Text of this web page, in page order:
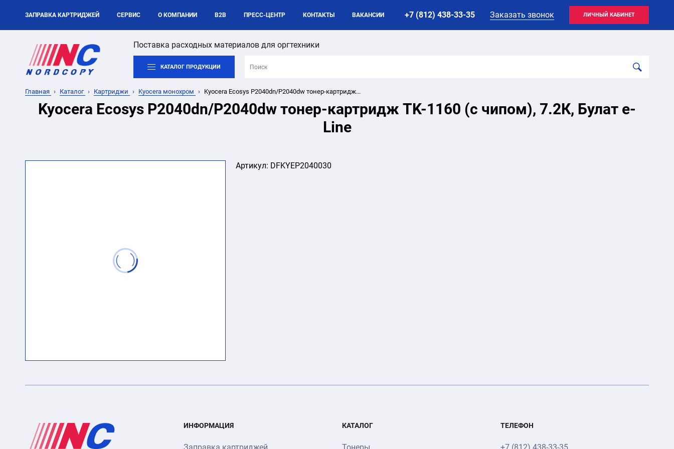
ЗАПРАВКА КАРТРИДЖЕЙ СЕРВИС О КОМПАНИИ B2B ПРЕСС-ЦЕНТР КОНТАКТЫ ВАКАНСИИ +7 (812) 438-33-35 Заказать звонок ЛИЧНЫЙ КАБИНЕТ
Поставка расходных материалов для оргтехники
КАТАЛОГ ПРОДУКЦИИ
Главная Каталог Картриджи Kyocera монохром Kyocera Ecosys P2040dn/P2040dw тонер-картридж...
Kyocera Ecosys P2040dn/P2040dw тонер-картридж TK-1160 (с чипом), 7.2К, Булат e-
Line
Артикул: DFKYEP2040030
ИНФОРМАЦИЯ КАТАЛОГ ТЕЛЕФОН